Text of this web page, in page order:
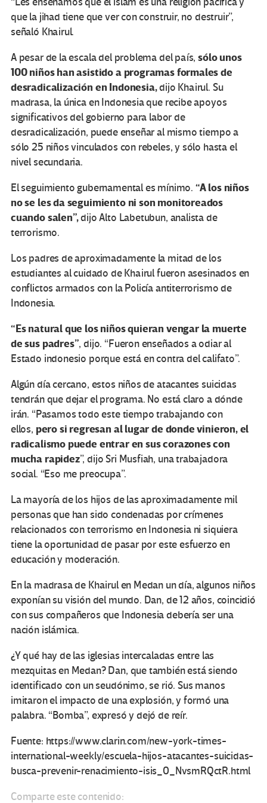
que la jihad tiene que ver con construir, no destruir”,
señaló Khairul.
A pesar de la escala del problema del país,sólo unos
100 niños han asistido a programas formales de
desradicalización en Indonesia,dijo Khairul. Su
madrasa, la única en Indonesia que recibe apoyos
significativos del gobierno para labor de
desradicalización, puede enseñar al mismo tiempo a
sólo 25 niños vinculados con rebeles, y sólo hasta el
nivel secundaria.
El seguimiento gubernamental es mínimo. “A los niños
no se les da seguimiento ni son monitoreados
cuando salen”,dijo Alto Labetubun, analista de
terrorismo.
Los padres de aproximadamente la mitad de los
estudiantes al cuidado de Khairul fueron asesinados en
conflictos armados con la Policía antiterrorismo de
Indonesia.
“Es natural que los niños quieran vengar la muerte
de sus padres”, dijo. “Fueron enseñados a odiar al
Estado indonesio porque está en contra del califato”.
Algún día cercano, estos niños de atacantes suicidas
tendrán que dejar el programa. No está claro a dónde
irán. “Pasamos todo este tiempo trabajando con
ellos, pero si regresan al lugar de donde vinieron, el
radicalismo puede entrar en sus corazones con
mucha rapidez”, dijo Sri Musfiah, una trabajadora
social. “Eso me preocupa”.
La mayoría de los hijos de las aproximadamente mil
personas que han sido condenadas por crímenes
relacionados con terrorismo en Indonesia ni siquiera
tiene la oportunidad de pasar por este esfuerzo en
educación y moderación.
En la madrasa de Khairul en Medan un día, algunos niños
exponían su visión del mundo. Dan, de 12 años, coincidió
con sus compañeros que Indonesia debería ser una
nación islámica.
¿Y qué hay de las iglesias intercaladas entre las
mezquitas en Medan? Dan, que también está siendo
identificado con un seudónimo, se rió. Sus manos
imitaron el impacto de una explosión, y formó una
palabra. “Bomba”, expresó y dejó de reír.
Fuente: https://www.clarin.com/new-york-times-
international-weekly/escuela-hijos-atacantes-suicidas-
busca-prevenir-renacimiento-isis_0_NvsmRQctR.html
Comparte este contenido: